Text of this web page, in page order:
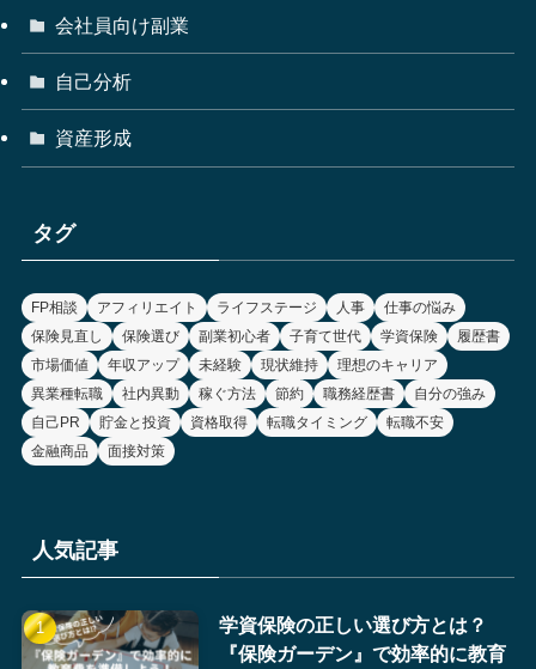
会社員向け副業
自己分析
資産形成
タグ
FP相談 アフィリエイト ライフステージ 人事
仕事の悩み
保険見直し
保険選び 副業初心者 子育て世代 学資保険
履歴書
市場価値
年収アップ 未経験 現状維持
理想のキャリア
異業種転職
社内異動 稼ぐ方法 節約 職務経歴書
自分の強み
自己PR
貯金と投資 資格取得 転職タイミング
転職不安
金融商品
面接対策
人気記事
学資保険の正しい選び方とは？
『保険ガーデン』で効率的に教育